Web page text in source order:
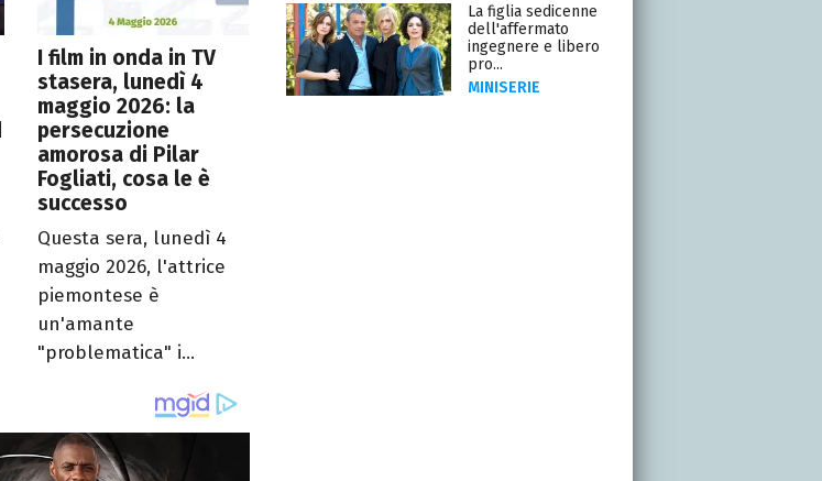
I film in onda in TV
stasera, lunedì 4
maggio 2026: la
persecuzione
amorosa di Pilar
Fogliati, cosa le è
successo
Questa sera, lunedì 4
maggio 2026, l'attrice
piemontese è
un'amante
"problematica" i...
La figlia sedicenne
dell'affermato
ingegnere e libero
pro...
MINISERIE